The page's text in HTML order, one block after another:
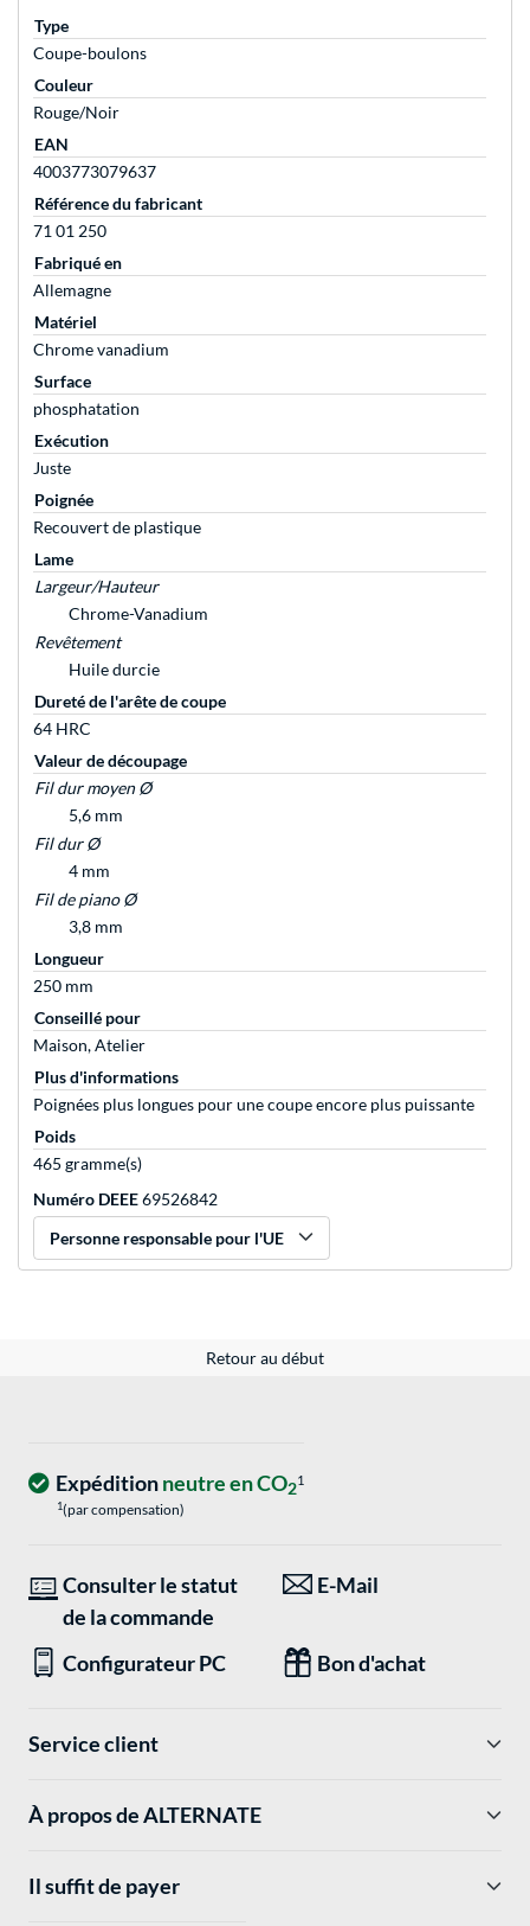
Type
Coupe-boulons
Couleur
Rouge/Noir
EAN
4003773079637
Référence du fabricant
71 01 250
Fabriqué en
Allemagne
Matériel
Chrome vanadium
Surface
phosphatation
Exécution
Juste
Poignée
Recouvert de plastique
Lame
Largeur/Hauteur
Chrome-Vanadium
Revêtement
Huile durcie
Dureté de l'arête de coupe
64 HRC
Valeur de découpage
Fil dur moyen Ø
5,6 mm
Fil dur Ø
4 mm
Fil de piano Ø
3,8 mm
Longueur
250 mm
Conseillé pour
Maison, Atelier
Plus d'informations
Poignées plus longues pour une coupe encore plus puissante
Poids
465 gramme(s)
Numéro DEEE69526842
Personne responsable pour l'UE
Retour au début
Expéditionneutre en CO21
1(par compensation)
Consulter le statut
de la commande
E-Mail
Configurateur PC Bon d'achat
Service client
À propos de ALTERNATE
Il suffit de payer